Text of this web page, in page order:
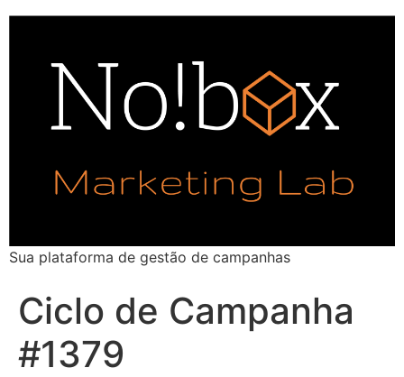
Sua plataforma de gestão de campanhas
Ciclo de Campanha
#1379